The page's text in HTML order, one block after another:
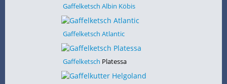
Gaffelketsch Albin Köbis
Gaffelketsch Atlantic
Gaffelketsch Platessa